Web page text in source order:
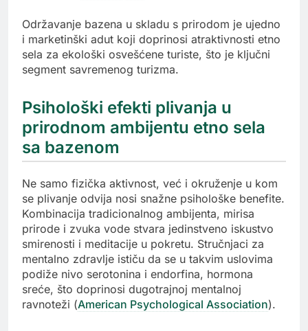
Održavanje bazena u skladu s prirodom je ujedno
i marketinški adut koji doprinosi atraktivnosti etno
sela za ekološki osvešćene turiste, što je ključni
segment savremenog turizma.
Psihološki efekti plivanja u
prirodnom ambijentu etno sela
sa bazenom
Ne samo fizička aktivnost, već i okruženje u kom
se plivanje odvija nosi snažne psihološke benefite.
Kombinacija tradicionalnog ambijenta, mirisa
prirode i zvuka vode stvara jedinstveno iskustvo
smirenosti i meditacije u pokretu. Stručnjaci za
mentalno zdravlje ističu da se u takvim uslovima
podiže nivo serotonina i endorfina, hormona
sreće, što doprinosi dugotrajnoj mentalnoj
ravnoteži (American Psychological Association).